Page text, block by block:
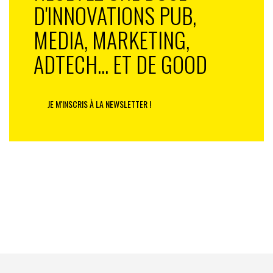
D'INNOVATIONS PUB,
MEDIA, MARKETING,
ADTECH... ET DE GOOD
JE M'INSCRIS À LA NEWSLETTER !